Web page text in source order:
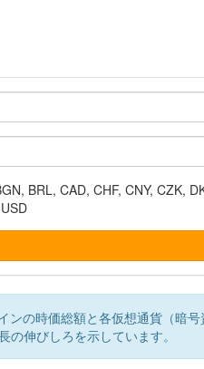
BRL, CAD, CHF, CNY, CZK,
ンの時価総額と各仮想通貨（暗
の伸びしろを示しています。